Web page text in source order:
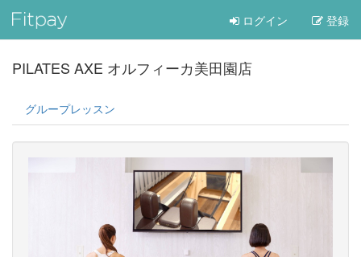
ログイン 登録
PILATES AXE オルフィーカ美田園店
グループレッスン